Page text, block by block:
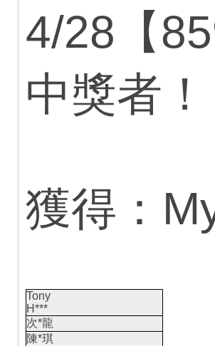
4/28【
中獎者！
獲得：
Tony
H***
次*龍
陳*琪